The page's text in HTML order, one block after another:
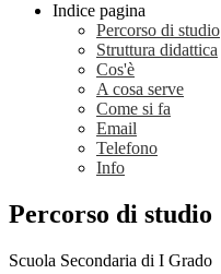
Indice pagina
Percorso di studio
Struttura didattica
Cos'è
A cosa serve
Come si fa
Email
Telefono
Info
Percorso di studio
Scuola Secondaria di I Grado